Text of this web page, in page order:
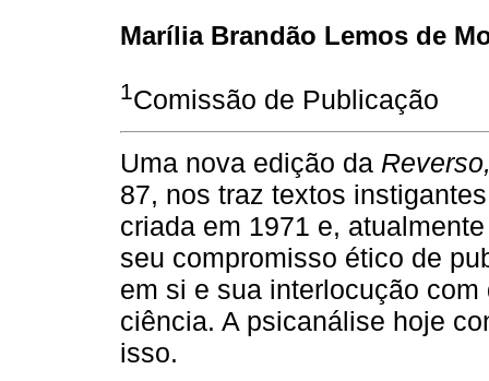
Marília Brandão Lemos de
1Comissão de Publicação
Uma nova edição da
87, nos traz textos
criada em 1971 e,
seu compromisso ético de
em si e sua interlocução
ciência. A psicanálise hoje
isso.